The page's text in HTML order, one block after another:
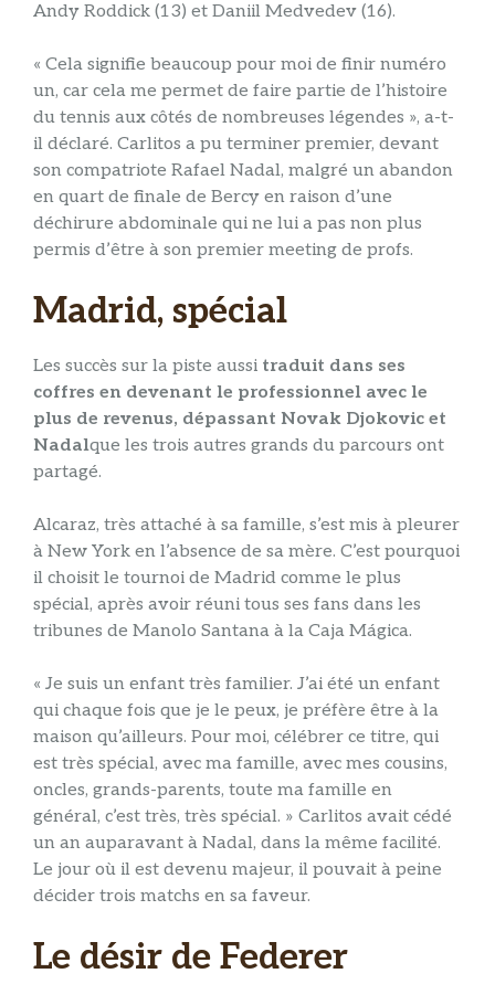
Andy Roddick (13) et Daniil Medvedev (16).
« Cela signifie beaucoup pour moi de finir numéro
un, car cela me permet de faire partie de l’histoire
du tennis aux côtés de nombreuses légendes », a-t-
il déclaré. Carlitos a pu terminer premier, devant
son compatriote Rafael Nadal, malgré un abandon
en quart de finale de Bercy en raison d’une
déchirure abdominale qui ne lui a pas non plus
permis d’être à son premier meeting de profs.
Madrid, spécial
Les succès sur la piste aussi traduit dans ses
coffres en devenant le professionnel avec le
plus de revenus, dépassant Novak Djokovic et
Nadalque les trois autres grands du parcours ont
partagé.
Alcaraz, très attaché à sa famille, s’est mis à pleurer
à New York en l’absence de sa mère. C’est pourquoi
il choisit le tournoi de Madrid comme le plus
spécial, après avoir réuni tous ses fans dans les
tribunes de Manolo Santana à la Caja Mágica.
« Je suis un enfant très familier. J’ai été un enfant
qui chaque fois que je le peux, je préfère être à la
maison qu’ailleurs. Pour moi, célébrer ce titre, qui
est très spécial, avec ma famille, avec mes cousins,
oncles, grands-parents, toute ma famille en
général, c’est très, très spécial. » Carlitos avait cédé
un an auparavant à Nadal, dans la même facilité.
Le jour où il est devenu majeur, il pouvait à peine
décider trois matchs en sa faveur.
Le désir de Federer